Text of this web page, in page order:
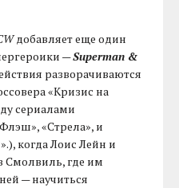
добавляет еще один
—Superman &
разворачиваются
«Кризис на
сериалами
«Стрела», и
когда Лоис Лейн и
Смолвиль, где им
— научиться